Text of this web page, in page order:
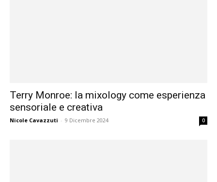
Terry Monroe: la mixology come esperienza
sensoriale e creativa
Nicole Cavazzuti - 9 Dicembre 2024 0